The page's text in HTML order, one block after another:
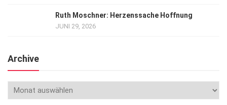
Ruth Moschner: Herzenssache Hoffnung
JUNI 29, 2026
Archive